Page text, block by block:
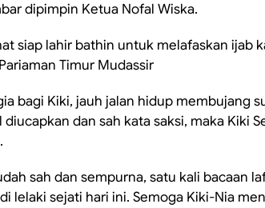
dipimpin Ketua Nofal Wiska.
siap lahir bathin untuk melafaskan ijab
Timur Mudassir
bagi Kiki, jauh jalan hidup membujang
dan sah kata saksi, maka Kiki
sah dan sempurna, satu kali bacaan
lelaki sejati hari ini. Semoga Kiki-Nia